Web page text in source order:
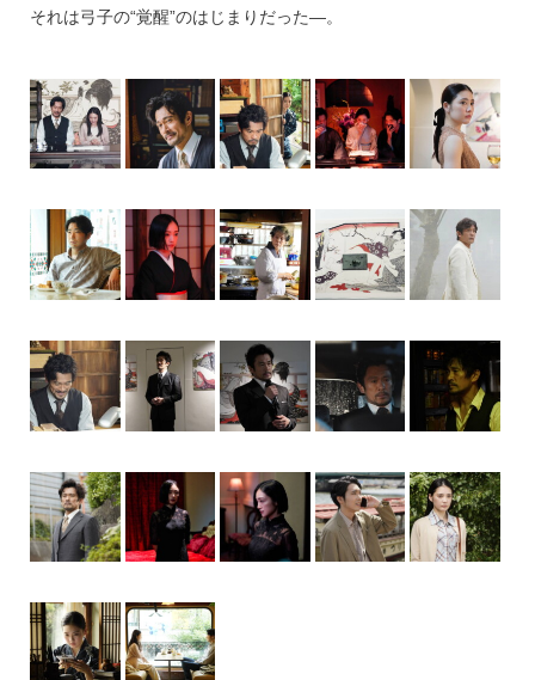
それは弓子の“覚醒”のはじまりだった―。